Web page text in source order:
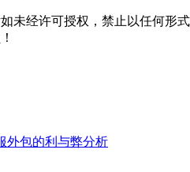
未经许可授权，禁止以任何形式
外包的利与弊分析